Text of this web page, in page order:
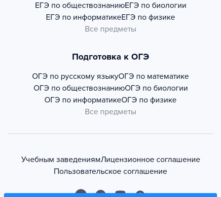
ЕГЭ по обществознаниюЕГЭ по биологии
ЕГЭ по информатикеЕГЭ по физике
Все предметы
Подготовка к ОГЭ
ОГЭ по русскому языкуОГЭ по математике
ОГЭ по обществознаниюОГЭ по биологии
ОГЭ по информатикеОГЭ по физике
Все предметы
Учебным заведениямЛицензионное соглашение
Пользовательское соглашение